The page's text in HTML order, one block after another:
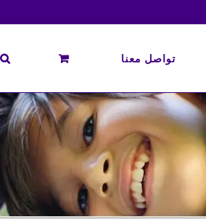
تواصل معنا